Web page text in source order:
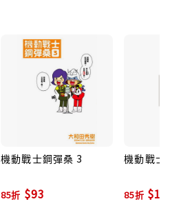
機動戰士鋼彈桑 3
85折 $93
機動戰士
85折